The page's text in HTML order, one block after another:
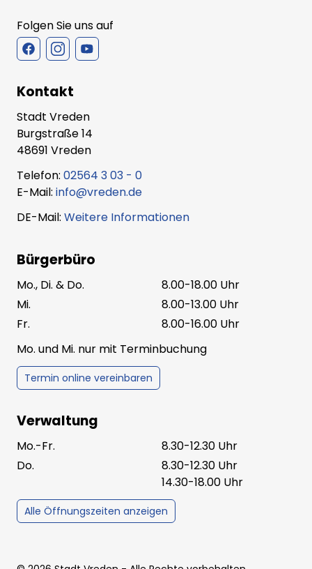
Folgen Sie uns auf
Kontakt
Stadt Vreden
Burgstraße 14
48691 Vreden
Telefon: 02564 3 03 - 0
E-Mail: info@vreden.de
DE-Mail: Weitere Informationen
Bürgerbüro
Mo., Di. & Do.
8.00-18.00 Uhr
Mi.
8.00-13.00 Uhr
Fr.
8.00-16.00 Uhr
Mo. und Mi. nur mit Terminbuchung
Termin online vereinbaren
Verwaltung
Mo.-Fr.
8.30-12.30 Uhr
Do.
8.30-12.30 Uhr
14.30-18.00 Uhr
Alle Öffnungszeiten anzeigen